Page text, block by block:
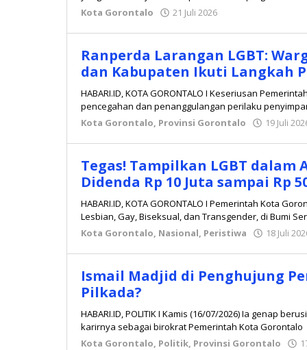
Kota Gorontalo
21 Juli 2026
Ranperda Larangan LGBT:
dan Kabupaten Ikuti Langkah
HABARI.ID, KOTA GORONTALO I Keseriusan
pencegahan dan penanggulangan perilaku
Kota Gorontalo, Provinsi Gorontalo 19 Juli
Tegas! Tampilkan LGBT dalam
Didenda Rp 10 Juta sampai Rp
HABARI.ID, KOTA GORONTALO I Pemerintah Kota
Lesbian, Gay, Biseksual, dan Transgender, di Bumi
Kota Gorontalo, Nasional, Peristiwa 18 Juli
Ismail Madjid di Penghujung
Pilkada?
HABARI.ID, POLITIK I Kamis (16/07/2026) Ia genap
karirnya sebagai birokrat Pemerintah Kota Gorontalo
Kota Gorontalo, Politik, Provinsi Gorontalo